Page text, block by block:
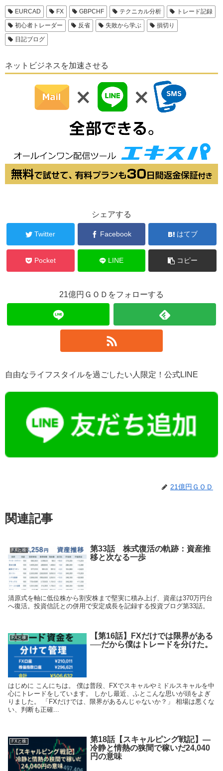
EURCAD FX GBPCHF テクニカル分析
トレード記録
初心者トレーダー
反省 失敗から学ぶ
損切り
日記ブログ
ネットビジネスを加速させる
シェアする
Twitter Facebook はてブ
Pocket LINE コピー
21億円ＧＯＤをフォローする
自由なライフスタイルを過ごしたい人限定！公式LINE
21億円ＧＯＤ
関連記事
FXと株
第33話 株式復活の軌跡：資産推
移と次なる一歩
清原式を軸に低位株から割安株まで堅実に積み上げ、資産は370万円台
へ復活。投資信託との併用で安定成長を記録する投資ブログ第33話。
FXと株
【第16話】FXだけでは限界がある
──だから僕はトレードを分けた。
はじめに こんにちは。 僕は普段、FXでスキャルやミドルスキャルを中
心にトレードをしています。 しかし最近、ふとこんな思いが頭をよぎ
りました。 「FXだけでは、限界があるんじゃないか？」 相場は悪くな
い、判断も正確...
FXと株
第18話【スキャルピング戦記】―
冷静と情熱の狭間で稼いだ24,040
円の意味